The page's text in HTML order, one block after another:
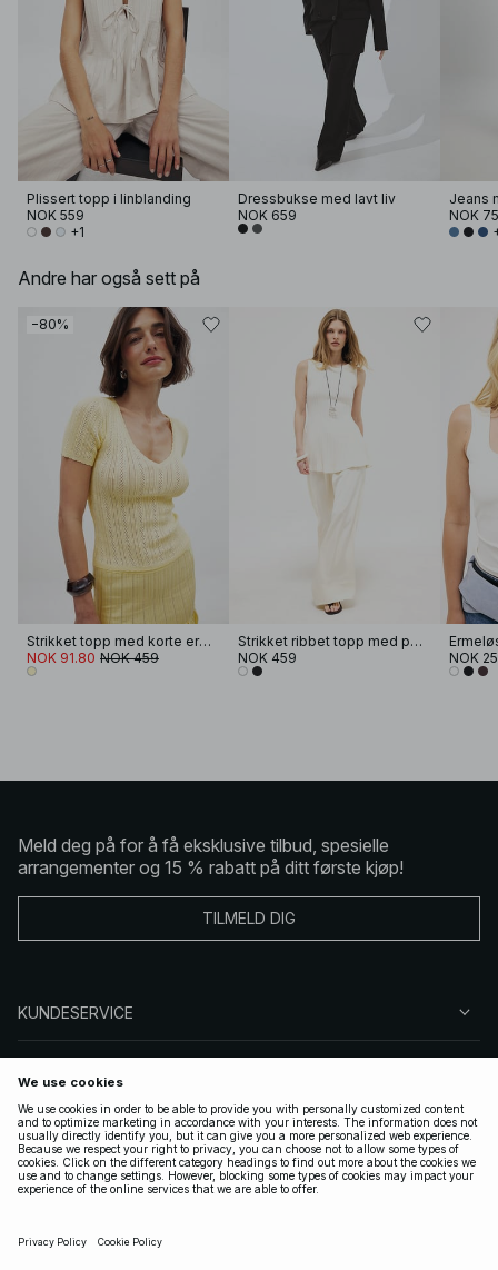
Plissert topp i linblanding
NOK 559
+1
Dressbukse med lavt liv
NOK 659
Jeans
NOK
Andre har også sett på
−80%
Strikket topp med korte ermer og pointelle
NOK 91.80 NOK 459
Strikket ribbet topp med peplum
NOK 459
NOK
Meld deg på for å få eksklusive tilbud, spesielle
arrangementer og 15 % rabatt på ditt første kjøp!
TILMELD DIG
KUNDESERVICE
FØLG OSS
LOVLIG